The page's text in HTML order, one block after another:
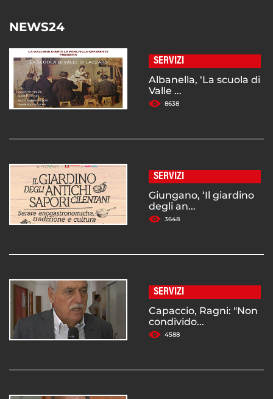
NEWS24
SERVIZI
Albanella, ‘La scuola di
Valle ...
8638
SERVIZI
Giungano, ‘Il giardino
degli an...
3648
SERVIZI
Capaccio, Ragni: "Non
condivido...
4588